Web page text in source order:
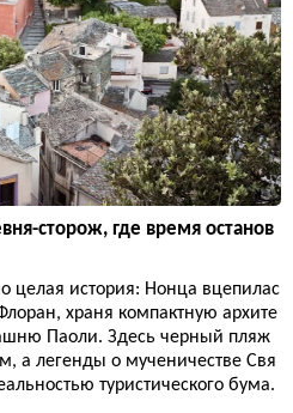
сторож, где время останов
целая история: Нонца вцепилас
храня компактную архите
Паоли. Здесь черный пляж
а легенды о мученичестве Свя
туристического бума.